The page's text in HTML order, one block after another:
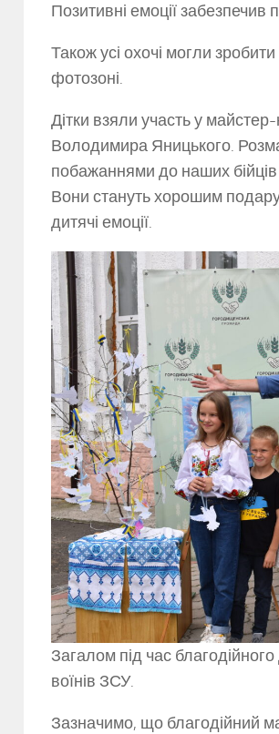
Позитивні емоції забезпечив
Також усі охочі могли
фотозоні.
Дітки взяли участь у
Володимира Яницького.
побажаннями до наших
Вони стануть хорошим
дитячі емоції.
Загалом під час
воїнів ЗСУ.
Зазначимо, що благодійний